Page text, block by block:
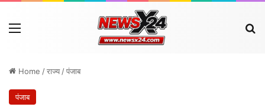
Menu
Home /राज्य /पंजाब
पंजाब